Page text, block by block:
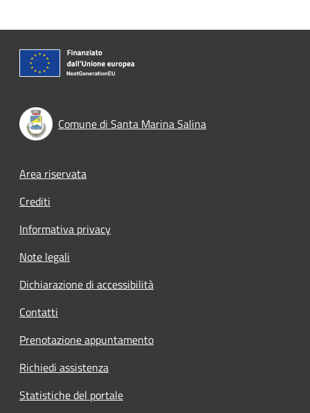
Comune di Santa Marina Salina
Footer menu
Area riservata
Crediti
Informativa privacy
Note legali
Dichiarazione di accessibilità
Contatti
Prenotazione appuntamento
Richiedi assistenza
Statistiche del portale